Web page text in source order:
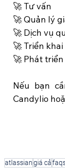
🚀 Tư vấn
🚀 Quản lý
🚀 Dịch vụ
🚀 Triển khai
🚀 Phát
Nếu bạn
Candylio
atlassiangiá cả